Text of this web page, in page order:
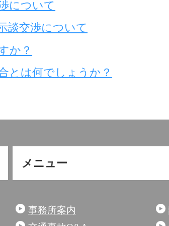
について
談交渉について
か？
とは何でしょうか？
メニュー
事務所案内